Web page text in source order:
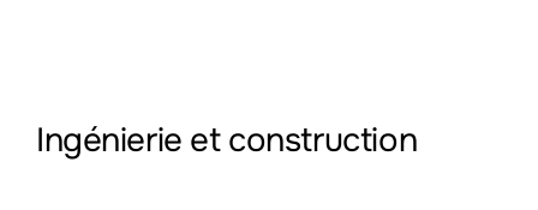
Ingénierie et construction